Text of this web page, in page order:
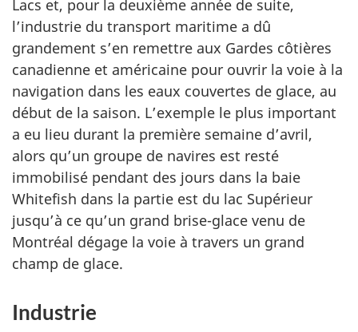
Lacs et, pour la deuxième année de suite,
l’industrie du transport maritime a dû
grandement s’en remettre aux Gardes côtières
canadienne et américaine pour ouvrir la voie à la
navigation dans les eaux couvertes de glace, au
début de la saison. L’exemple le plus important
a eu lieu durant la première semaine d’avril,
alors qu’un groupe de navires est resté
immobilisé pendant des jours dans la baie
Whitefish dans la partie est du lac Supérieur
jusqu’à ce qu’un grand brise-glace venu de
Montréal dégage la voie à travers un grand
champ de glace.
Industrie